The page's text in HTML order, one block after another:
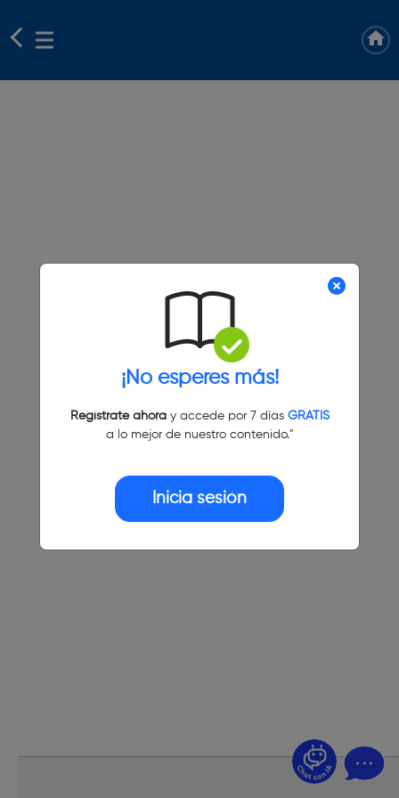
¡No esperes más!
Regístrate ahoray accede por 7 días GRATIS
a lo mejor de nuestro contenido."
Inicia sesión